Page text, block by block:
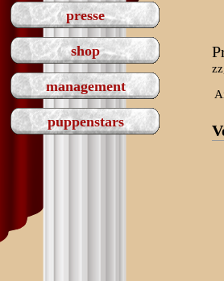
presse
shop
management
puppenstars